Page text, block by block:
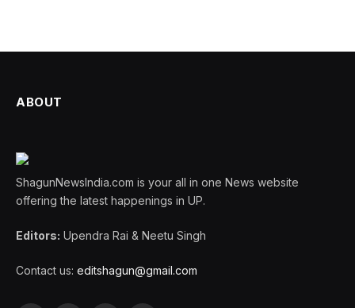
ABOUT
ShagunNewsIndia.com is your all in one News website
offering the latest happenings in UP.
Editors: Upendra Rai & Neetu Singh
Contact us: editshagun@gmail.com